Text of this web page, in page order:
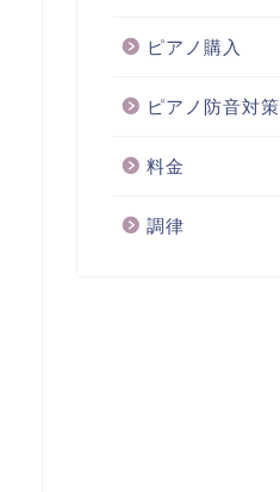
ピアノ購入
ピアノ防音対策
料金
調律